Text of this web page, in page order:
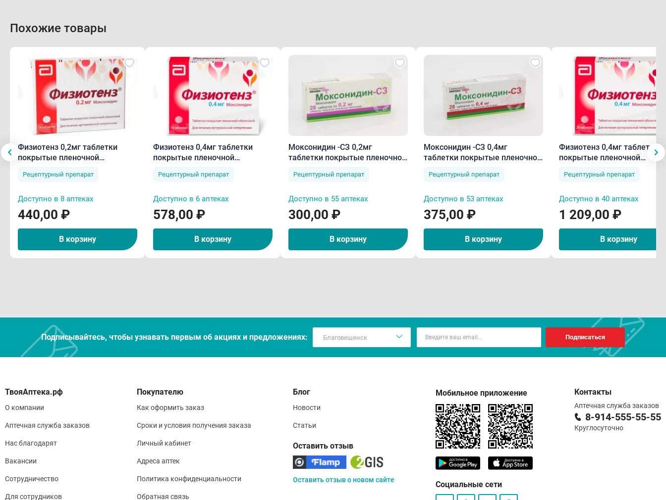
Похожие товары
Физиотенз 0,2мг таблетки
покрытые пленочной
Рецептурный препарат
Доступно в 8 аптеках
440,00 ₽
В корзину
Физиотенз 0,4мг таблетки
покрытые пленочной
Рецептурный препарат
Доступно в 6 аптеках
578,00 ₽
В корзину
Моксонидин -СЗ 0,2мг
таблетки покрытые пленочной
Рецептурный препарат
Доступно в 55 аптеках
300,00 ₽
В корзину
Моксонидин -СЗ 0,4мг
таблетки покрытые пленочной
Рецептурный препарат
Доступно в 53 аптеках
375,00 ₽
В корзину
Физиотенз 0,4мг таблетки
покрытые пленочной
Рецептурный препарат
Доступно в 40 аптеках
1 209,00 ₽
В корзину
Подписывайтесь, чтобы узнавать первым об акцияx и предложениях: Подписаться
О компании
Аптечная служба заказов
Нас благодарят
Вакансии
Сотрудничество
Для сотрудников
Покупателю
Как оформить заказ
Сроки и условия получения заказа
Личный кабинет
Адреса аптек
Политика конфиденциальности
Обратная связь
Блог
Новости
Статьи
Оставить отзыв
Оставить отзыв о новом сайте
Мобильное приложение
Социальные сети
Контакты
Аптечная служба заказов
8-914-555-55-55
Круглосуточно